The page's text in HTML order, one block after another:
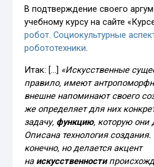
В подтверждение своего
учебному курсу на сайте
робот. Социокультурные
робототехники.
Итак: […] «Искусственные
правило, имеют
внешне напоминают своего
же определяет для них
задачу, функцию, которую
Описана технология
конечно, но делается акцент
на искусственности